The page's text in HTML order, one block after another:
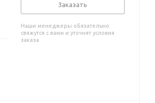
Заказать
Наши менеджеры обязательно
свяжутся с вами и уточнят условия
заказа